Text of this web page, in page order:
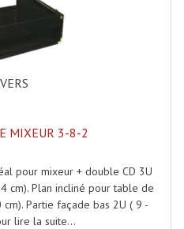
Audio Vidéo
Stéréo
, Noise Gate
MIXEUR 3-8-2
pour mixeur + double CD 3U
cm). Plan incliné pour table de
Partie façade bas 2U ( 9 -
lire la suite...